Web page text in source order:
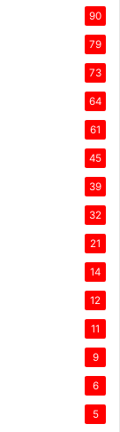
90
79
73
64
61
45
39
32
21
14
12
11
9
6
5